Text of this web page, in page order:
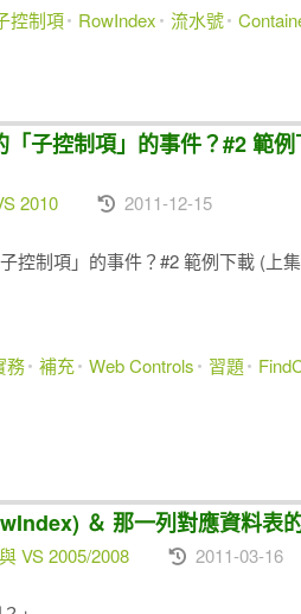
控制項
RowIndex 流水號
子控制項」的事件？#2 範
2010 2011-12-15
控制項」的事件？#2 範例下載 (上
務 補充 Web Controls 習題
＆ 那一列對應資料表
VS 2005/2008 2011-03-16